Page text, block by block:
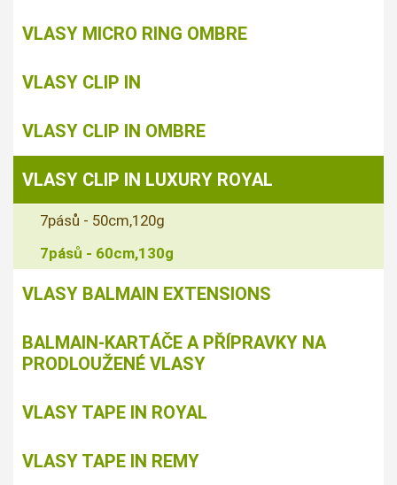
VLASY MICRO RING OMBRE
VLASY CLIP IN
VLASY CLIP IN OMBRE
VLASY CLIP IN LUXURY ROYAL
7pásů - 50cm,120g
7pásů - 60cm,130g
VLASY BALMAIN EXTENSIONS
BALMAIN-KARTÁČE A PŘÍPRAVKY NA
PRODLOUŽENÉ VLASY
VLASY TAPE IN ROYAL
VLASY TAPE IN REMY